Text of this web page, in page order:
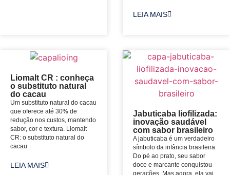
LEIA MAIS
Liomalt CR : conheça
o substituto natural
do cacau
Um substituto natural do cacau
que oferece até 30% de
redução nos custos, mantendo
sabor, cor e textura. Liomalt
CR: o substituto natural do
cacau
LEIA MAIS
Jabuticaba liofilizada:
inovação saudável
com sabor brasileiro
A jabuticaba é um verdadeiro
símbolo da infância brasileira.
Do pé ao prato, seu sabor
doce e marcante conquistou
gerações. Mas agora, ela vai